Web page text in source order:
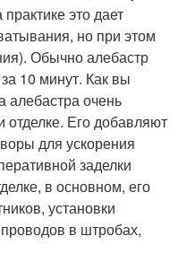
это дает
но при этом
Обычно алебастр
10 минут. Как вы
алебастра очень
отделке. Его добавляют
для ускорения
заделки
в основном, его
установки
в штробах,